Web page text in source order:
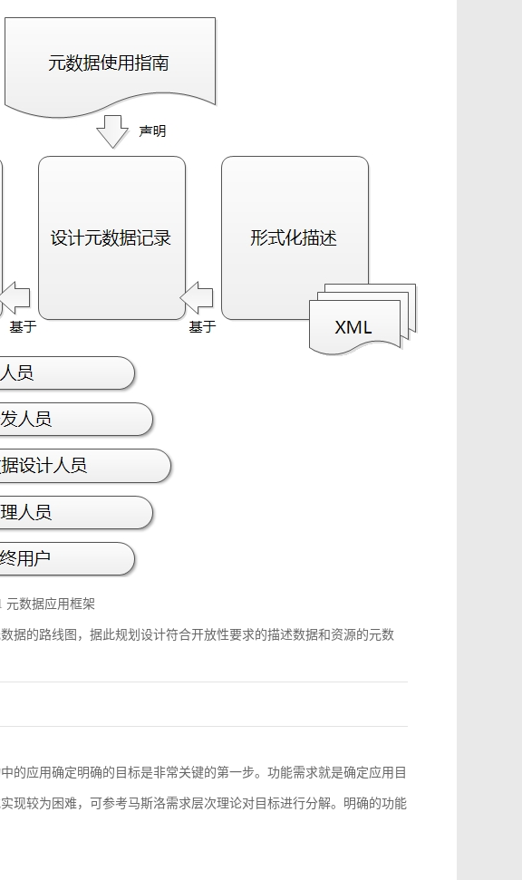
元数据应用框架
据的路线图，据此规划设计符合开放性要求的描述数据和资源的元数
的应用确定明确的目标是非常关键的第一步。功能需求就是确定应用目
现较为困难，可参考马斯洛需求层次理论对目标进行分解。明确的功能